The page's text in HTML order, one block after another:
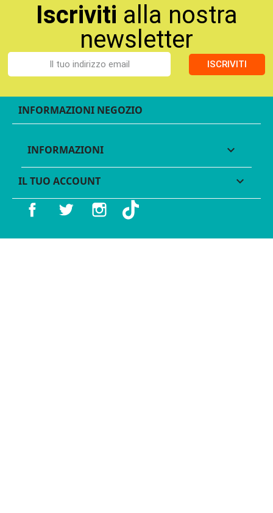
Iscriviti alla nostra
newsletter
ISCRIVITI
INFORMAZIONI NEGOZIO
INFORMAZIONI 
IL TUO ACCOUNT 
Facebook Twitter Instagram